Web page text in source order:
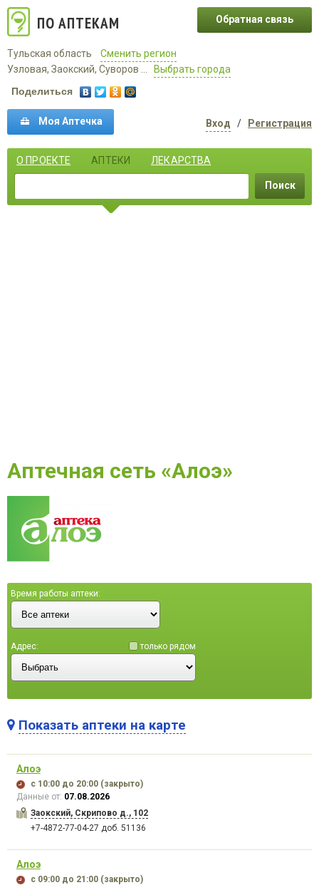
ПО АПТЕКАМ
Тульская область
Сменить регион
Узловая, Заокский, Суворов ...
Выбрать города
Обратная связь
Поделиться
Моя Аптечка Вход / Регистрация
О ПРОЕКТЕ АПТЕКИ ЛЕКАРСТВА
Поиск
Аптечная сеть «Алоэ»
Время работы аптеки:
только рядом
Адрес:
Карта загружается...
Показать аптеки на карте
Алоэ
с 10:00до 20:00(закрыто)
Данные от: 07.08.2026
Заокский, Скрипово д., 102
+7-4872-77-04-27 доб. 51136
Алоэ
с 09:00до 21:00(закрыто)